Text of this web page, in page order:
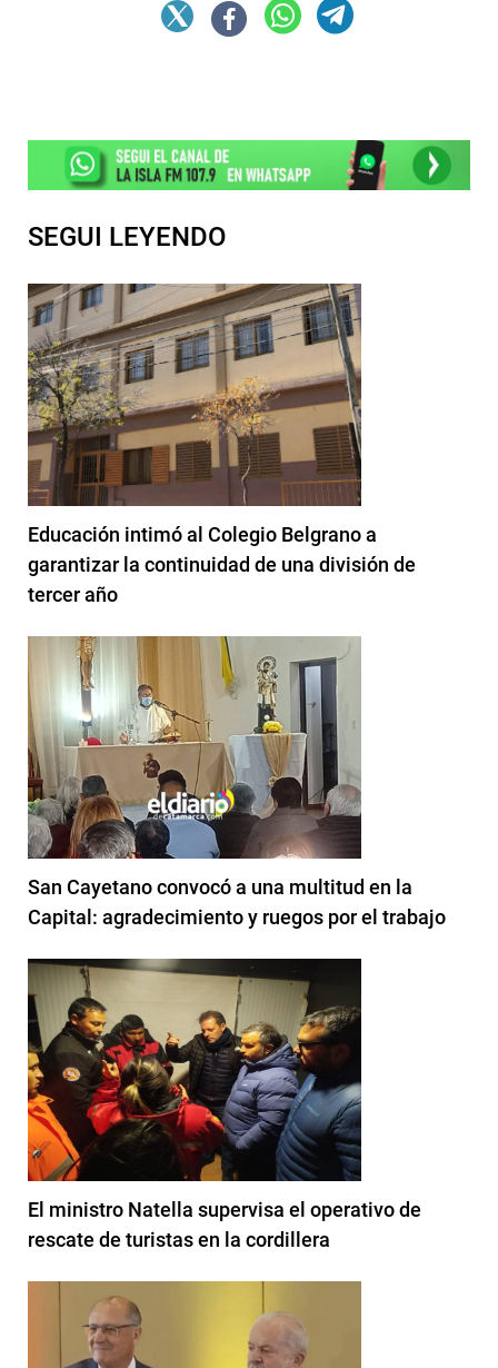
SEGUI LEYENDO
Educación intimó al Colegio Belgrano a
garantizar la continuidad de una división de
tercer año
San Cayetano convocó a una multitud en la
Capital: agradecimiento y ruegos por el trabajo
El ministro Natella supervisa el operativo de
rescate de turistas en la cordillera